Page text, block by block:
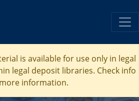
is available for use only in legal
legal deposit libraries. Check info
information.